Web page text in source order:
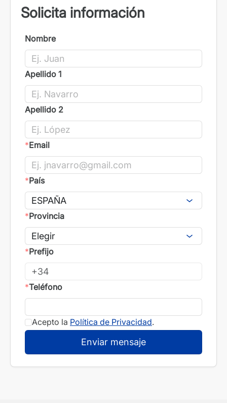
Solicita información
Nombre
Apellido 1
Apellido 2
*Email
*País
*Provincia
*Prefijo
*Teléfono
Acepto la Política de Privacidad.